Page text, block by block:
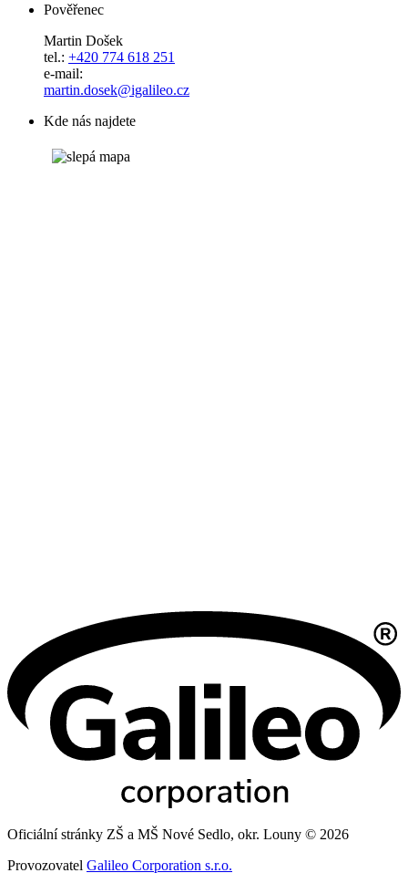
Pověřenec
Martin Došek
tel.: +420 774 618 251
e-mail:
​​​​​​​martin.dosek@igalileo.cz
Kde nás najdete
Oficiální stránky ZŠ a MŠ Nové Sedlo, okr. Louny © 2026
Provozovatel Galileo Corporation s.r.o.